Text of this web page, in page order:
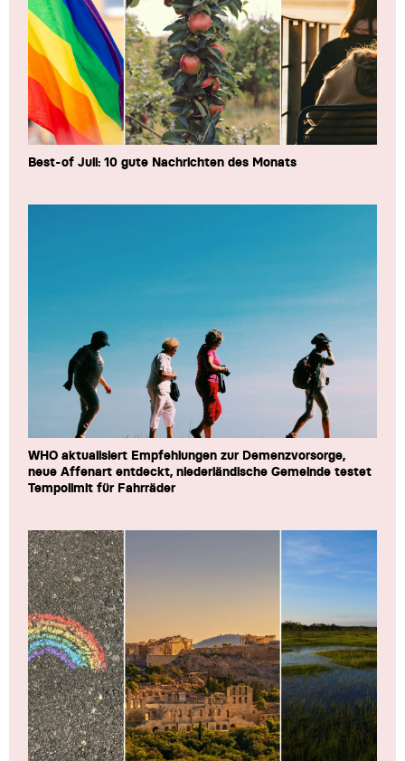
Best-of Juli: 10 gute Nachrichten des Monats
WHO aktualisiert Empfehlungen zur Demenzvorsorge,
neue Affenart entdeckt, niederländische Gemeinde testet
Tempolimit für Fahrräder